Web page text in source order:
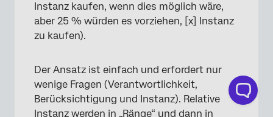
Instanz kaufen, wenn dies möglich wäre,
aber 25 % würden es vorziehen, [x] Instanz
zu kaufen).
Der Ansatz ist einfach und erfordert nur
wenige Fragen (Verantwortlichkeit,
Berücksichtigung und Instanz). Relative
Instanz werden in „Ränge“ und dann in